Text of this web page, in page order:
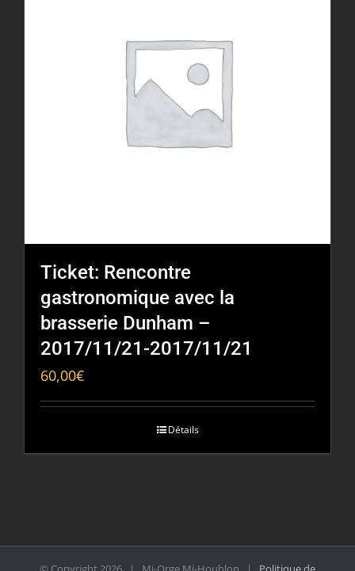
Ticket: Rencontre
gastronomique avec la
brasserie Dunham –
2017/11/21-2017/11/21
60,00€
Détails